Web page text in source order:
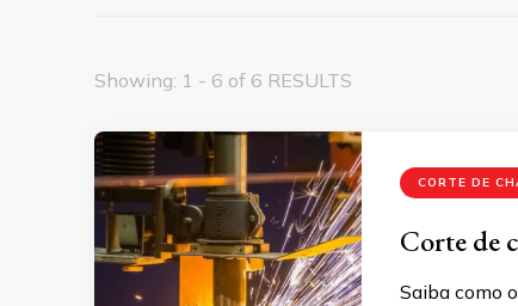
Showing: 1 - 6 of 6 RESULTS
CORTE DE
Corte de
Saiba como